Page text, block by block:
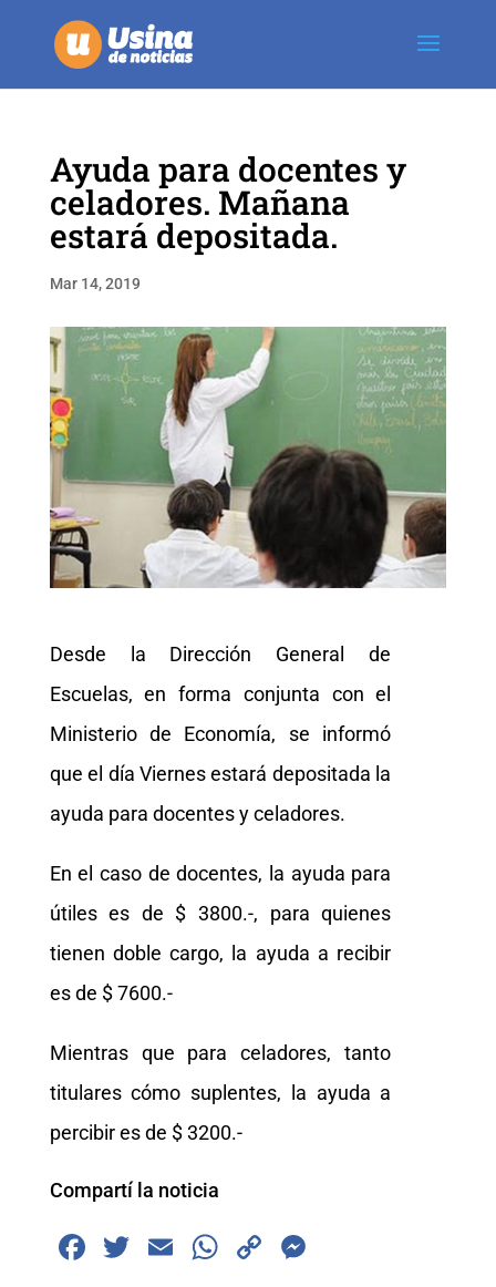
Ayuda para docentes y
celadores. Mañana
estará depositada.
Mar 14, 2019
Desde la Dirección General de
Escuelas, en forma conjunta con el
Ministerio de Economía, se informó
que el día Viernes estará depositada la
ayuda para docentes y celadores.
En el caso de docentes, la ayuda para
útiles es de $ 3800.-, para quienes
tienen doble cargo, la ayuda a recibir
es de $ 7600.-
Mientras que para celadores, tanto
titulares cómo suplentes, la ayuda a
percibir es de $ 3200.-
Compartí la noticia
F
T
E
W
C